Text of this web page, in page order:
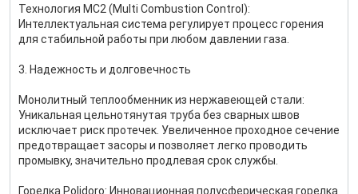
Технология MC2 (Multi Combustion Control):
Интеллектуальная система регулирует процесс горения
для стабильной работы при любом давлении газа.
3. Надежность и долговечность
Монолитный теплообменник из нержавеющей стали:
Уникальная цельнотянутая труба без сварных швов
исключает риск протечек. Увеличенное проходное сечение
предотвращает засоры и позволяет легко проводить
промывку, значительно продлевая срок службы.
Горелка Polidoro: Инновационная полусферическая горелка